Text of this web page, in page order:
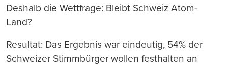
Deshalb die Wettfrage: Bleibt Schweiz Atom-
Land?
Resultat: Das Ergebnis war eindeutig, 54% der
Schweizer Stimmbürger wollen festhalten an